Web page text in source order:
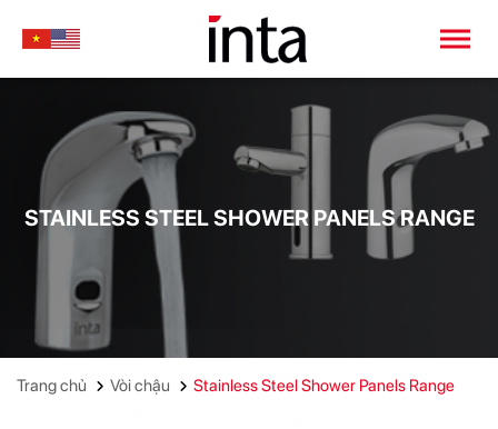
STAINLESS STEEL SHOWER PANELS RANGE
Trang chủ Vòi chậu Stainless Steel Shower Panels Range